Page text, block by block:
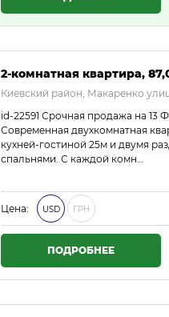
2-комнатная квартира,
Киевский район, Макаренко
id-22591 Срочная продажа на 13
Современная двухкомнатная
кухней-гостиной 25м и двумя
спальнями. С каждой комн…
Цена: USD ГРН
ПОДРОБНЕЕ